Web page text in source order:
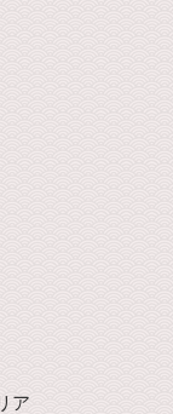
ア